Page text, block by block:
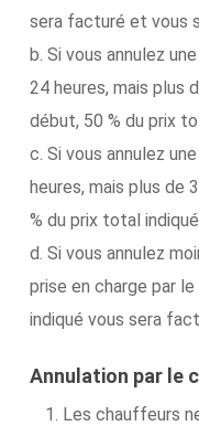
sera facturé et vous
b. Si vous annulez
24 heures, mais plus
début, 50 % du prix
c. Si vous annulez
heures, mais plus de
% du prix total
d. Si vous annulez
prise en charge par
indiqué vous sera
Annulation par le
Les chauffeurs